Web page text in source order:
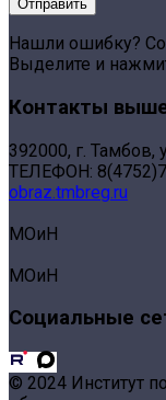
Нашли ошибку?
Выделите и
Контакты
392000, г. Тамбов,
ТЕЛЕФОН:
obraz.tmbreg.ru
МОиН
МОиН
Социальные
© 2024 Институт